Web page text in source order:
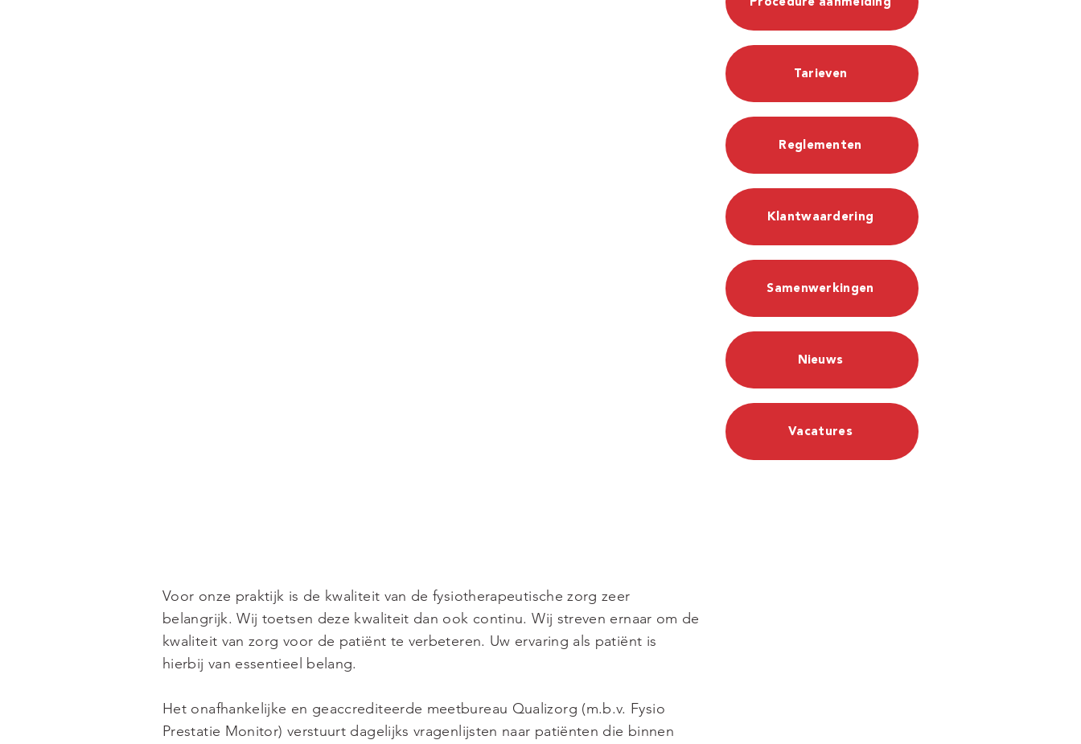
Tarieven
Reglementen
Klantwaardering
Samenwerkingen
Nieuws
Vacatures
Voor onze praktijk is de kwaliteit van de fysiotherapeutische zorg zeer
belangrijk. Wij toetsen deze kwaliteit dan ook continu. Wij streven ernaar om de
kwaliteit van zorg voor de patiënt te verbeteren. Uw ervaring als patiënt is
hierbij van essentieel belang.
Het onafhankelijke en geaccrediteerde meetbureau Qualizorg (m.b.v. Fysio
Prestatie Monitor) verstuurt dagelijks vragenlijsten naar patiënten die binnen